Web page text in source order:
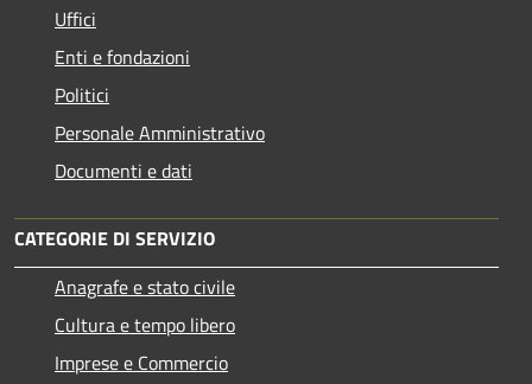
Uffici
Enti e fondazioni
Politici
Personale Amministrativo
Documenti e dati
CATEGORIE DI SERVIZIO
Anagrafe e stato civile
Cultura e tempo libero
Imprese e Commercio